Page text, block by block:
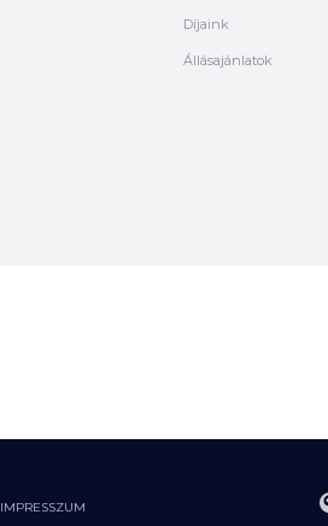
Díjaink
Állásajánlatok
IMPRESSZUM